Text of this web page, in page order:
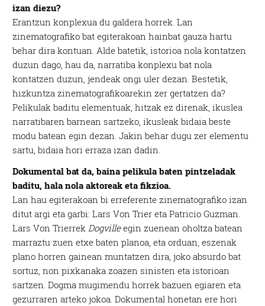
izan diezu?
Erantzun konplexua du galdera horrek. Lan
zinematografiko bat egiterakoan hainbat gauza hartu
behar dira kontuan. Alde batetik, istorioa nola kontatzen
duzun dago, hau da, narratiba konplexu bat nola
kontatzen duzun, jendeak ongi uler dezan. Bestetik,
hizkuntza zinematografikoarekin zer gertatzen da?
Pelikulak baditu elementuak, hitzak ez direnak, ikuslea
narratibaren barnean sartzeko, ikusleak bidaia beste
modu batean egin dezan. Jakin behar dugu zer elementu
sartu, bidaia hori erraza izan dadin.
Dokumental bat da, baina pelikula baten pintzeladak
baditu, hala nola aktoreak eta fikzioa.
Lan hau egiterakoan bi erreferente zinematografiko izan
ditut argi eta garbi: Lars Von Trier eta Patricio Guzman.
Lars Von Trierrek Dogvilleegin zuenean oholtza batean
marraztu zuen etxe baten planoa, eta orduan, eszenak
plano horren gainean muntatzen dira, joko absurdo bat
sortuz, non pixkanaka zoazen sinisten eta istorioan
sartzen. Dogma mugimendu horrek bazuen egiaren eta
gezurraren arteko jokoa. Dokumental honetan ere hori